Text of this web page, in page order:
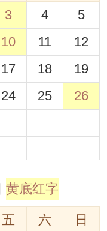
3 4
5
10 11
12
17 18
19
24 25
26
黄底红字
五 六 日